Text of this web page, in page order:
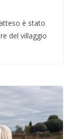
è stato
del villaggio